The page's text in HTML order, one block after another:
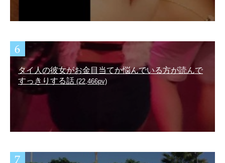
タイ人の彼女がお金目当てか悩んでいる方が読んで
すっきりする話 (22,466pv)